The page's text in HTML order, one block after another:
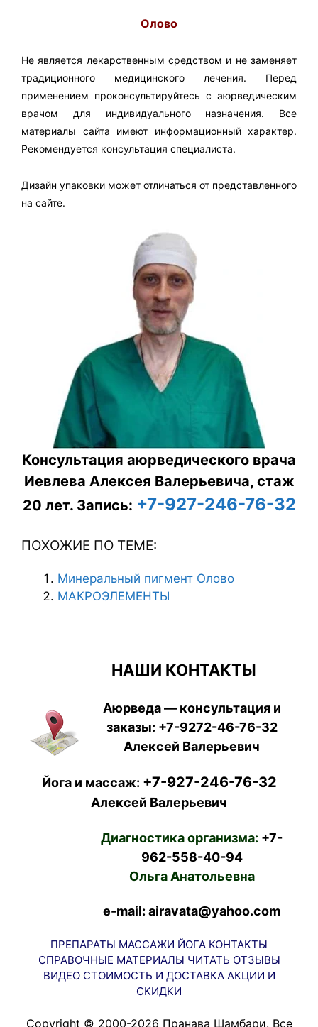
Олово
Не является лекарственным средством и не заменяет
традиционного медицинского лечения. Перед
применением проконсультируйтесь с аюрведическим
врачом для индивидуального назначения. Все
материалы сайта имеют информационный характер.
Рекомендуется консультация специалиста.
Дизайн упаковки может отличаться от представленного
на сайте.
Консультация аюрведического врача
Иевлева Алексея Валерьевича, стаж
20 лет. Запись: +7-927-246-76-32
ПОХОЖИЕ ПО ТЕМЕ:
Минеральный пигмент Олово
МАКРОЭЛЕМЕНТЫ
НАШИ КОНТАКТЫ
Аюрведа — консультация и
заказы: +7-9272-46-76-32
Алексей Валерьевич
Йога и массаж: +7-927-246-76-32
Алексей Валерьевич
Диагностика организма: +7-
962-558-40-94
Ольга Анатольевна
e-mail: airavata@yahoo.com
ПРЕПАРАТЫ МАССАЖИ ЙОГА КОНТАКТЫ
СПРАВОЧНЫЕ МАТЕРИАЛЫ ЧИТАТЬ ОТЗЫВЫ
ВИДЕО СТОИМОСТЬ И ДОСТАВКА АКЦИИ И
СКИДКИ
Copyright © 2000-2026 Пранава Шамбари. Все